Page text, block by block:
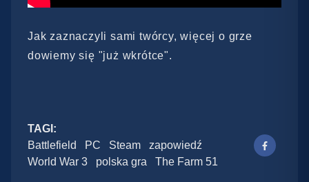
Jak zaznaczyli sami twórcy, więcej o grze
dowiemy się "już wkrótce".
TAGI:
Battlefield
PC Steam
zapowiedź
World War 3
polska gra The Farm 51